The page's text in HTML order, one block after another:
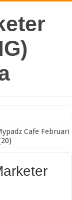
Merek Bisnis
Cafe Februari